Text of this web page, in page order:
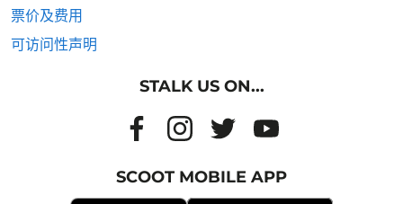
票价及费用
可访问性声明
STALK US ON...
SCOOT MOBILE APP